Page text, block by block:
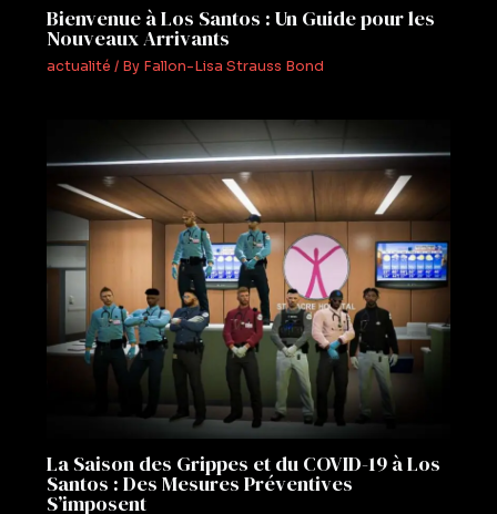
Bienvenue à Los Santos : Un Guide pour les
Nouveaux Arrivants
actualité / By Fallon-Lisa Strauss Bond
La Saison des Grippes et du COVID-19 à Los
Santos : Des Mesures Préventives
S’imposent